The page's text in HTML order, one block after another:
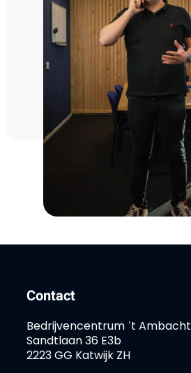
Contact
Bedrijvencentrum ˈt Ambacht
Sandtlaan 36 E3b
2223 GG Katwijk ZH